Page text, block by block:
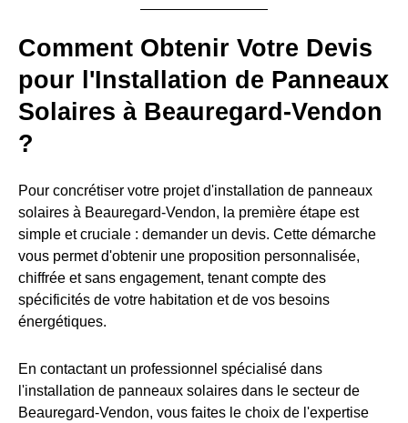
Comment Obtenir Votre Devis
pour l'Installation de Panneaux
Solaires à Beauregard-Vendon
?
Pour concrétiser votre projet d'installation de panneaux
solaires à Beauregard-Vendon, la première étape est
simple et cruciale : demander un devis. Cette démarche
vous permet d'obtenir une proposition personnalisée,
chiffrée et sans engagement, tenant compte des
spécificités de votre habitation et de vos besoins
énergétiques.
En contactant un professionnel spécialisé dans
l'installation de panneaux solaires dans le secteur de
Beauregard-Vendon, vous faites le choix de l'expertise